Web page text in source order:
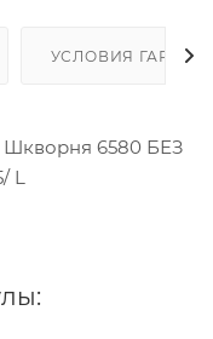
УСЛОВИЯ
Шкворня 6580 БЕЗ
L